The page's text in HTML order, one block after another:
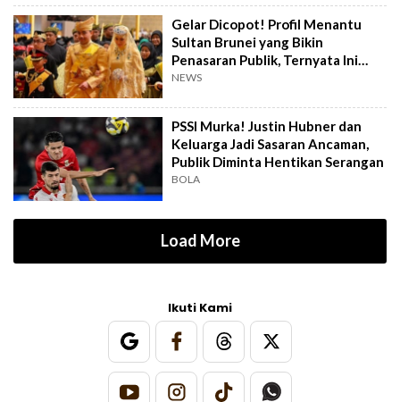
Gelar Dicopot! Profil Menantu
Sultan Brunei yang Bikin
Penasaran Publik, Ternyata Ini
Kasusnya
NEWS
PSSI Murka! Justin Hubner dan
Keluarga Jadi Sasaran Ancaman,
Publik Diminta Hentikan Serangan
BOLA
Load More
Ikuti Kami